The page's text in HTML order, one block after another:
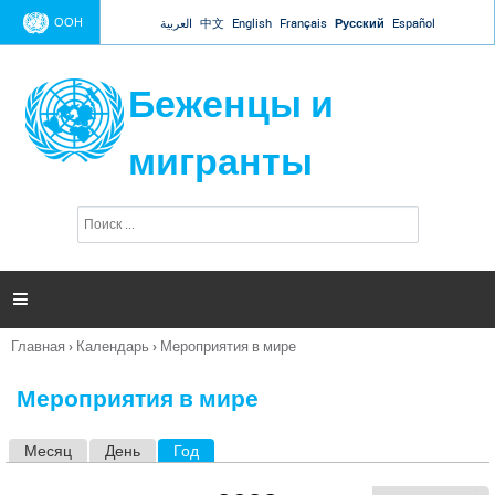
Jump to navigation
ООН العربية 中文 English Français Русский Español
Беженцы и
мигранты
п
и

Вы
Главная › Календарь › Мероприятия в мире
Мероприятия в мире
Месяц День Год